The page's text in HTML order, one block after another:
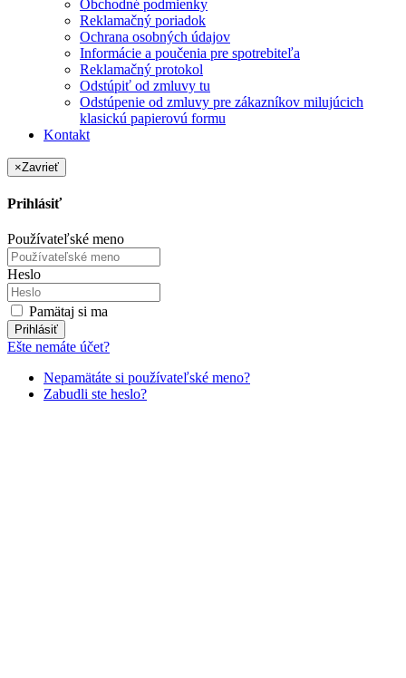
Obchodné podmienky
Reklamačný poriadok
Ochrana osobných údajov
Informácie a poučenia pre spotrebiteľa
Reklamačný protokol
Odstúpiť od zmluvy tu
Odstúpenie od zmluvy pre zákazníkov milujúcich
klasickú papierovú formu
Kontakt
×Zavrieť
Prihlásiť
Používateľské meno
Heslo
Pamätaj si ma
Prihlásiť
Ešte nemáte účet?
Nepamätáte si používateľské meno?
Zabudli ste heslo?